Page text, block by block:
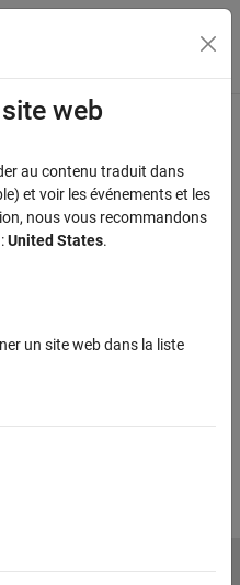
du menu
this information?
web
au contenu traduit dans
et voir les événements et les
nous vous recommandons
United States.
un site web dans la liste